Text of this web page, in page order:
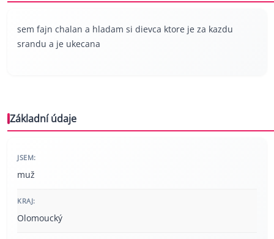
sem fajn chalan a hladam si dievca ktore je za kazdu
srandu a je ukecana
Základní údaje
JSEM:
muž
KRAJ:
Olomoucký